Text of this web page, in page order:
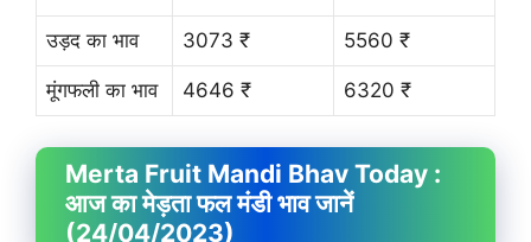
उड़द का भाव 3073 ₹ 5560 ₹
मूंगफली का भाव 4646 ₹ 6320 ₹
Merta Fruit Mandi Bhav Today :
आज का मेड़ता फल मंडी भाव जानें
(24/04/2023)